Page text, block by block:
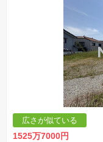
広さが似ている
1525万7000円